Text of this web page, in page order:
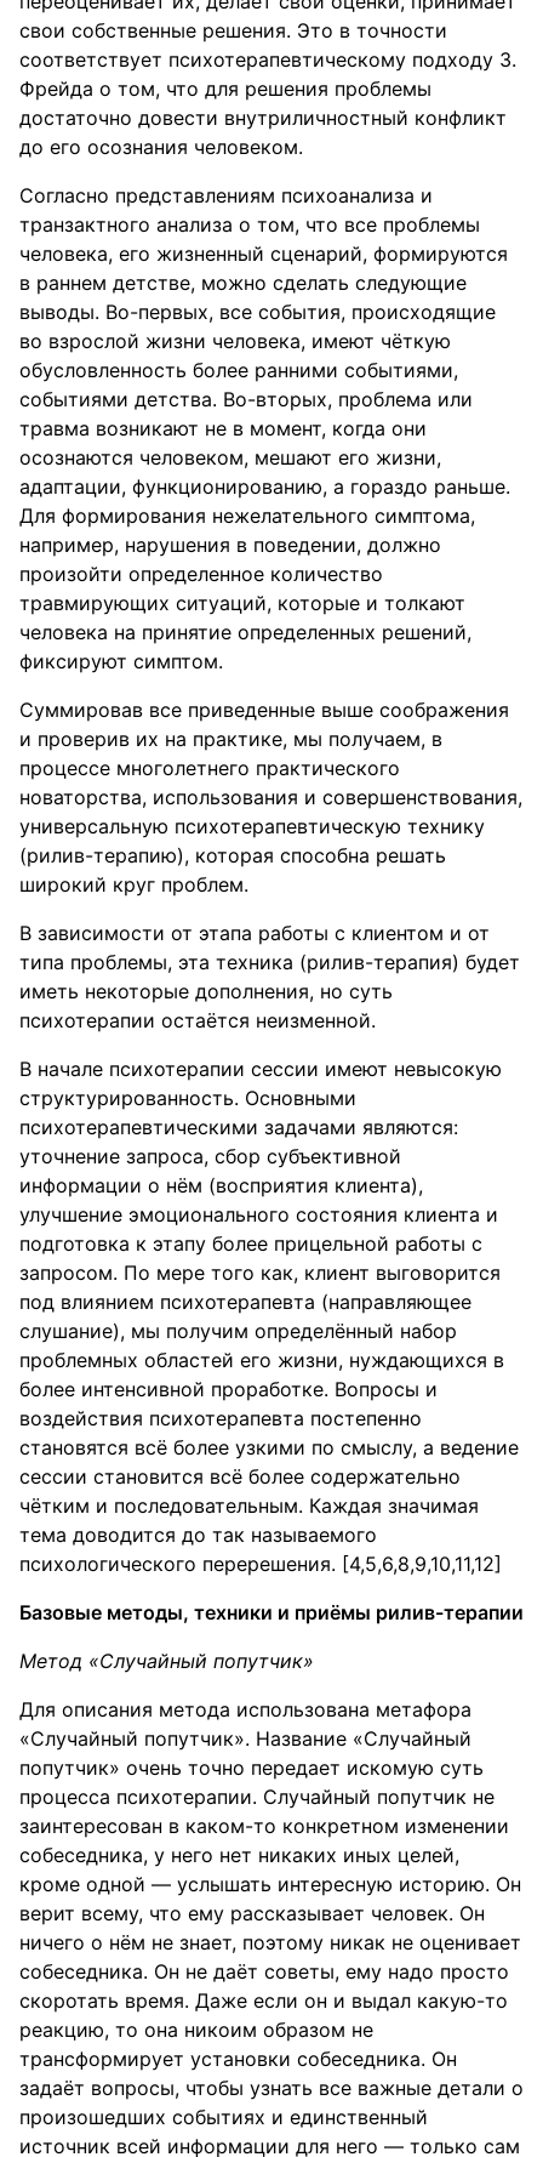
свои собственные решения. Это в точности
соответствует психотерапевтическому подходу З.
Фрейда о том, что для решения проблемы
достаточно довести внутриличностный конфликт
до его осознания человеком.
Согласно представлениям психоанализа и
транзактного анализа о том, что все проблемы
человека, его жизненный сценарий, формируются
в раннем детстве, можно сделать следующие
выводы. Во-первых, все события, происходящие
во взрослой жизни человека, имеют чёткую
обусловленность более ранними событиями,
событиями детства. Во-вторых, проблема или
травма возникают не в момент, когда они
осознаются человеком, мешают его жизни,
адаптации, функционированию, а гораздо раньше.
Для формирования нежелательного симптома,
например, нарушения в поведении, должно
произойти определенное количество
травмирующих ситуаций, которые и толкают
человека на принятие определенных решений,
фиксируют симптом.
Суммировав все приведенные выше соображения
и проверив их на практике, мы получаем, в
процессе многолетнего практического
новаторства, использования и совершенствования,
универсальную психотерапевтическую технику
(рилив-терапию), которая способна решать
широкий круг проблем.
В зависимости от этапа работы с клиентом и от
типа проблемы, эта техника (рилив-терапия) будет
иметь некоторые дополнения, но суть
психотерапии остаётся неизменной.
В начале психотерапии сессии имеют невысокую
структурированность. Основными
психотерапевтическими задачами являются:
уточнение запроса, сбор субъективной
информации о нём (восприятия клиента),
улучшение эмоционального состояния клиента и
подготовка к этапу более прицельной работы с
запросом. По мере того как, клиент выговорится
под влиянием психотерапевта (направляющее
слушание), мы получим определённый набор
проблемных областей его жизни, нуждающихся в
более интенсивной проработке. Вопросы и
воздействия психотерапевта постепенно
становятся всё более узкими по смыслу, а ведение
сессии становится всё более содержательно
чётким и последовательным. Каждая значимая
тема доводится до так называемого
психологического перерешения. [4,5,6,8,9,10,11,12]
Базовые методы, техники и приёмы рилив-терапии
Метод «Случайный попутчик»
Для описания метода использована метафора
«Случайный попутчик». Название «Случайный
попутчик» очень точно передает искомую суть
процесса психотерапии. Случайный попутчик не
заинтересован в каком-то конкретном изменении
собеседника, у него нет никаких иных целей,
кроме одной — услышать интересную историю. Он
верит всему, что ему рассказывает человек. Он
ничего о нём не знает, поэтому никак не оценивает
собеседника. Он не даёт советы, ему надо просто
скоротать время. Даже если он и выдал какую-то
реакцию, то она никоим образом не
трансформирует установки собеседника. Он
задаёт вопросы, чтобы узнать все важные детали о
произошедших событиях и единственный
источник всей информации для него — только сам